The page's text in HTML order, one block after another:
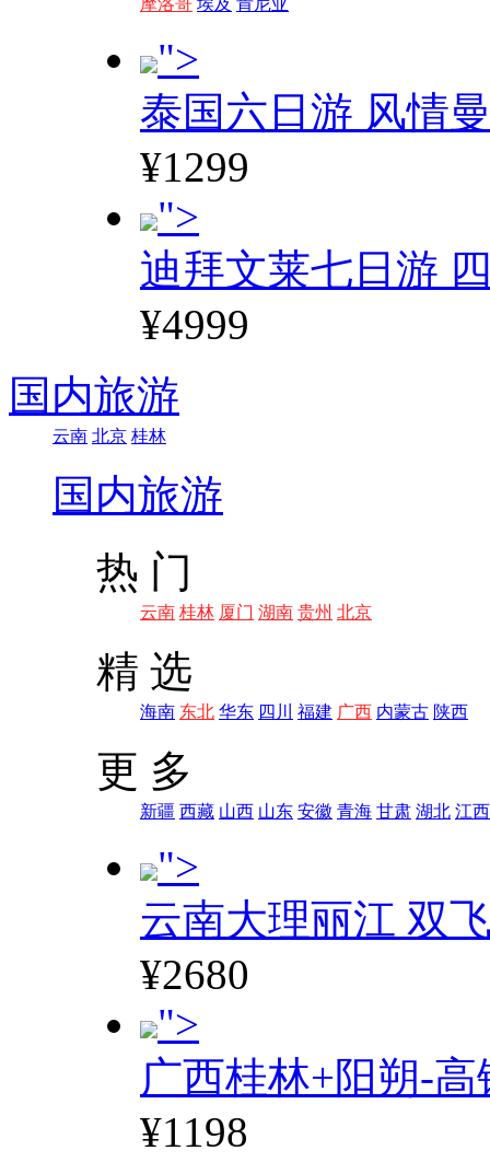
摩洛哥 埃及 肯尼亚
">
泰国六日游 风情
¥1299
">
迪拜文莱七日游
¥4999
国内旅游
云南 北京 桂林
国内旅游
热 门
云南 桂林 厦门 湖南 贵州 北京
精 选
海南 东北 华东 四川 福建 广西 内蒙古 陕西
更 多
新疆 西藏 山西 山东 安徽 青海 甘肃 湖北 江西
">
云南大理丽江 双
¥2680
">
广西桂林+阳朔-高
¥1198